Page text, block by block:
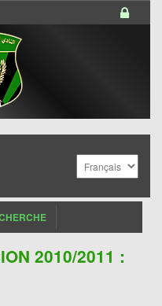
2010/2011 :